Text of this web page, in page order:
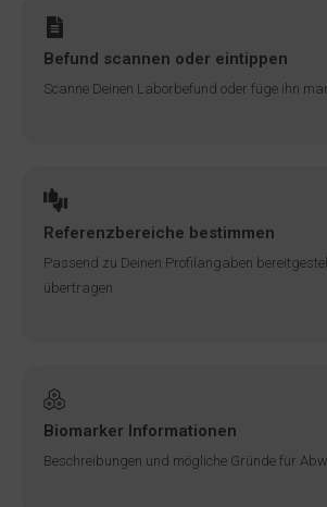
Befund scannen oder eintippen
Scanne Deinen Laborbefund oder füge ihn
Referenzbereiche bestimmen
Passend zu Deinen Profilangaben
übertragen
Biomarker Informationen
Beschreibungen und mögliche Gründe für